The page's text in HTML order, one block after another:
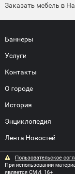
Заказать мебель в
Баннеры
Услуги
Контакты
О городе
История
Энциклопедия
Лента Новостей
Пользовательское
При использовании
является СМИ. 16+